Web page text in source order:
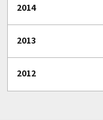
2014
2013
2012